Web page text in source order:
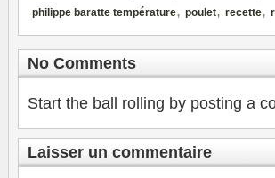
philippe baratte température, poulet, recette,
No Comments
Start the ball rolling by posting a
Laisser un commentaire